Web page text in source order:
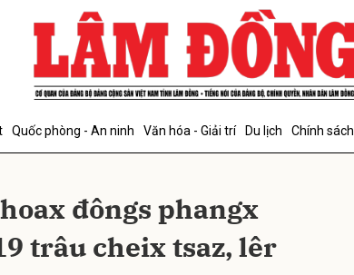
Quốc phòng - An ninh Văn hóa - Giải trí Du lịch Chính sách
đôngs phangx
trâu cheix tsaz, lêr
luận